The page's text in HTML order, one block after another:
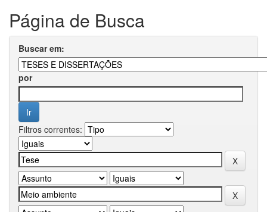
Página de Busca
Buscar em:
por
Filtros correntes: